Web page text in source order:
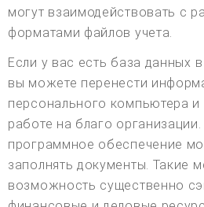
могут взаимодействовать с
форматами файлов учета.
Если у вас есть база данных
вы можете перенести
персонального компьютера и
работе на благо
программное обеспечение
заполнять документы. Такие
возможность существенно